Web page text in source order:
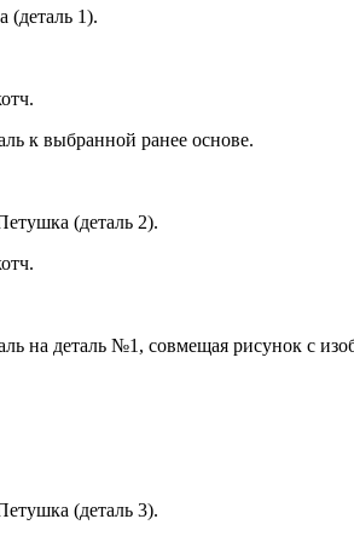
(деталь 1).
к выбранной ранее основе.
(деталь 2).
на деталь №1, совмещая рисунок с
(деталь 3).